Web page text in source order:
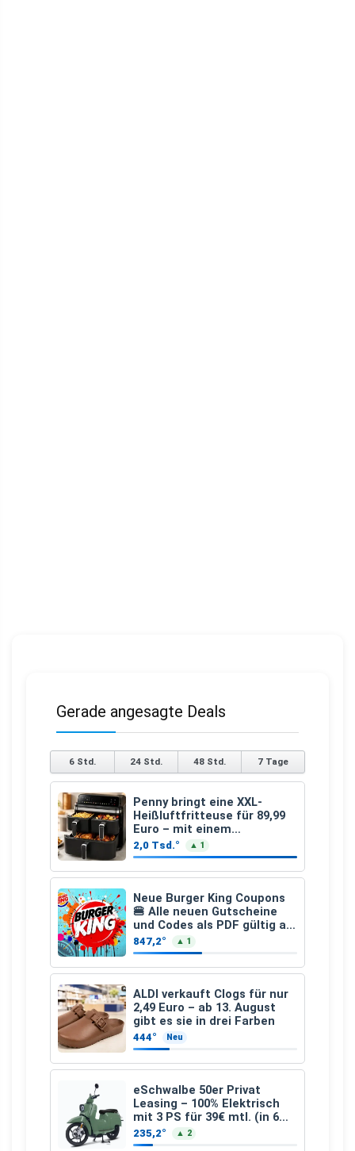
Gerade angesagte Deals
6 Std. 24 Std. 48 Std. 7 Tage
Penny bringt eine XXL-
Heißluftfritteuse für 89,99
Euro – mit einem
besonderen Vorteil
2,0 Tsd.° ▲ 1
Neue Burger King Coupons
🍔 Alle neuen Gutscheine
und Codes als PDF gültig ab
25.07.2026 bis 04.09.2026
847,2° ▲ 1
ALDI verkauft Clogs für nur
2,49 Euro – ab 13. August
gibt es sie in drei Farben
444° Neu
eSchwalbe 50er Privat
Leasing – 100% Elektrisch
mit 3 PS für 39€ mtl. (in 6
schicken Farben LF: 0.43, 36
Monate, Bereitstellung:
235,2° ▲ 2